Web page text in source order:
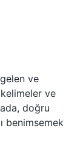
ve
ve
doğru
benimsemek